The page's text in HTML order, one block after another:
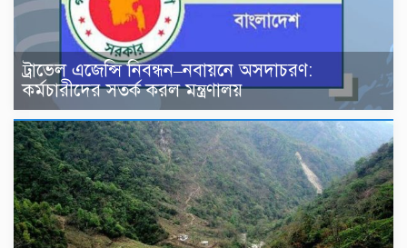
ট্রাভেল এজেন্সি নিবন্ধন–নবায়নে অসদাচরণ:
কর্মচারীদের সতর্ক করল মন্ত্রণালয়